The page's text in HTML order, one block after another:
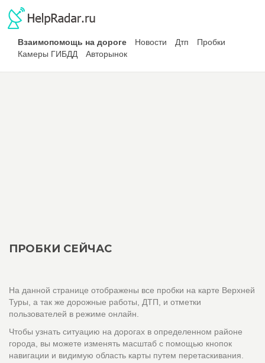
Взаимопомощь на дороге Новости Дтп
Пробки
Камеры ГИБДД
Авторынок
ПРОБКИ СЕЙЧАС
На данной странице отображены все пробки на карте Верхней
Туры, а так же дорожные работы, ДТП, и отметки
пользователей в режиме онлайн.
Чтобы узнать ситуацию на дорогах в определенном районе
города, вы можете изменять масштаб с помощью кнопок
навигации и видимую область карты путем перетаскивания.